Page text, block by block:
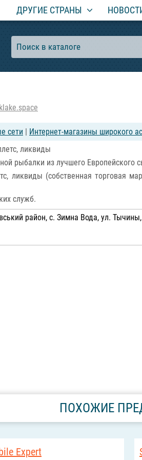
ДРУГИЕ СТРАНЫ
сети | Интернет-магазины широкого
ликвиды
рыбалки из лучшего Европейского
ликвиды (собственная торговая
служб.
район, с. Зимна Вода, ул.
ПОХОЖИЕ
Expert